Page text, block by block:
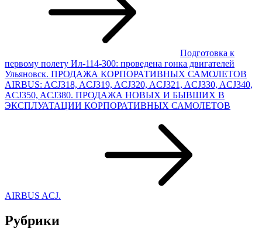
Подготовка к
первому полету Ил-114-300: проведена гонка двигателей
Ульяновск. ПРОДАЖА КОРПОРАТИВНЫХ САМОЛЕТОВ
AIRBUS: ACJ318, ACJ319, ACJ320, ACJ321, ACJ330, ACJ340,
ACJ350, ACJ380. ПРОДАЖА НОВЫХ И БЫВШИХ В
ЭКСПЛУАТАЦИИ КОРПОРАТИВНЫХ САМОЛЕТОВ
AIRBUS ACJ.
Рубрики